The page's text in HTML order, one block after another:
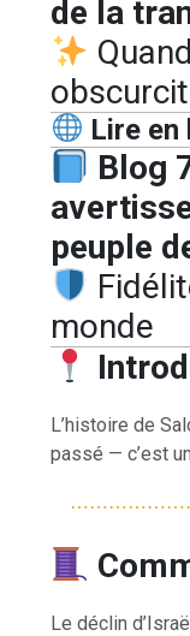
de la
Lire en
Blog
peuple
monde
L’histoire de
passé — c’est
Le déclin